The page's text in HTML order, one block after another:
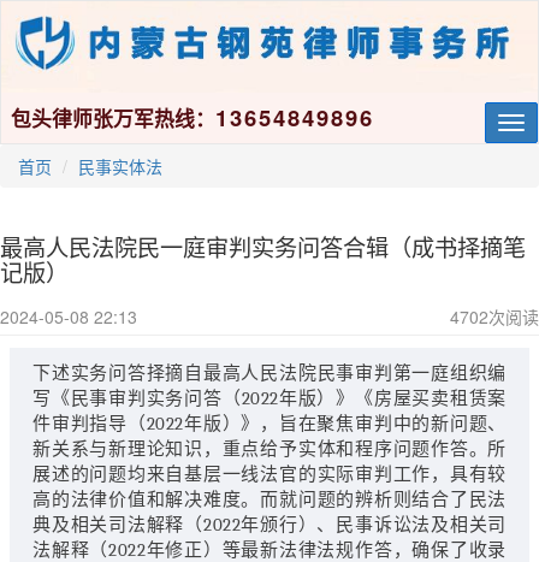
包头律师张万军热线： 13654849896
首页 民事实体法
最高人民法院民一庭审判实务问答合辑（成书择摘笔
记版）
2024-05-08 22:13 4702次阅读
下述实务问答择摘自最高人民法院民事审判第一庭组织编
写《民事审判实务问答（2022年版）》《房屋买卖租赁案
件审判指导（2022年版）》，旨在聚焦审判中的新问题、
新关系与新理论知识，重点给予实体和程序问题作答。所
展述的问题均来自基层一线法官的实际审判工作，具有较
高的法律价值和解决难度。而就问题的辨析则结合了民法
典及相关司法解释（2022年颁行）、民事诉讼法及相关司
法解释（2022年修正）等最新法律法规作答，确保了收录